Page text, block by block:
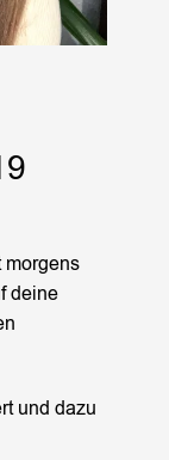
morgens
deine
und dazu